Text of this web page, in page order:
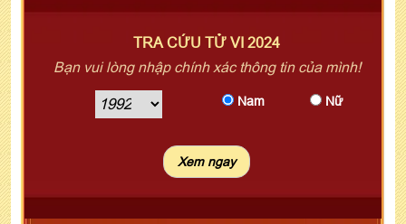
TRA CỨU TỬ VI 2024
Bạn vui lòng nhập chính xác thông tin của mình!
Nam Nữ